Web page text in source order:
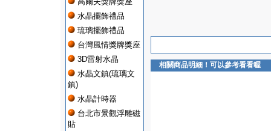
水晶擺飾禮品
琉璃擺飾禮品
台灣風情獎牌獎座
3D雷射水晶
水晶文鎮(琉璃文
鎮)
水晶計時器
台北市景觀浮雕磁
貼
相關商品明細！可以參考看看喔